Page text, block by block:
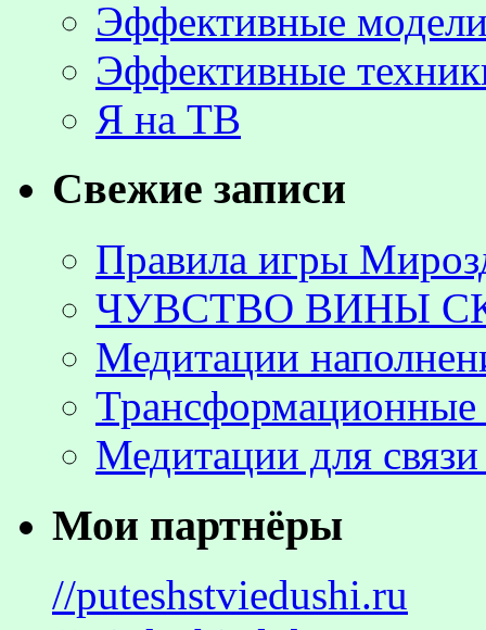
Эффективные
Эффективные
Я на ТВ
Свежие записи
Правила игры
ЧУВСТВО ВИНЫ
Медитации
Трансформационные
Медитации для
Мои партнёры
//puteshstviedushi.ru